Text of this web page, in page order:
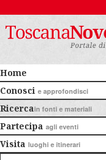
Home
Conosci e approfondisci
Ricercain fonti e materiali
Partecipa agli eventi
Visita luoghi e itinerari